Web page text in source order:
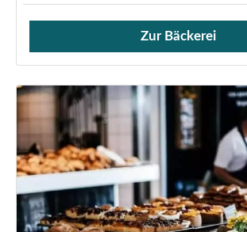
Verkauf von Brötchen,
Zur Bäckerei